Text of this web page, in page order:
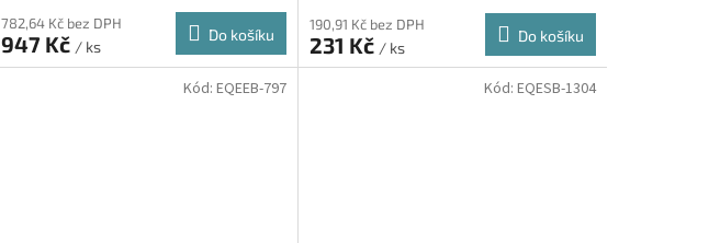
782,64 Kč bez DPH
947 Kč / ks
Do košíku
190,91 Kč bez DPH
231 Kč / ks
Do košíku
Kód: EQEEB-797 Kód: EQESB-1304